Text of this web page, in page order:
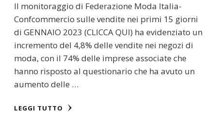
Il monitoraggio di Federazione Moda Italia-
Confcommercio sulle vendite nei primi 15 giorni
di GENNAIO 2023 (CLICCA QUI) ha evidenziato un
incremento del 4,8% delle vendite nei negozi di
moda, con il 74% delle imprese associate che
hanno risposto al questionario che ha avuto un
aumento delle …
LEGGI TUTTO